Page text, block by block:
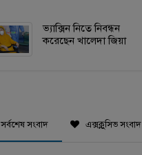
ভ্যাক্সিন নিতে নিবন্ধন
করেছেন খালেদা জিয়া
সর্বশেষ সংবাদ এক্সক্লুসিভ সংবাদ